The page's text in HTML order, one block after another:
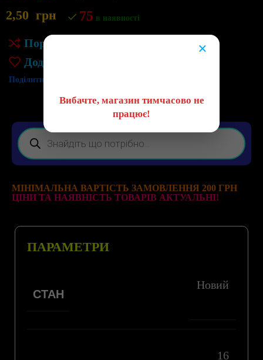
2,50 грн 75 в наявності
Порівняння
Додати до списку бажань
Поділитись:
МІНІМАЛЬНА ВАРТІСТЬ ЗАМОВЛЕННЯ 200 ГРН
ЦІНИ ТА НАЯВНІСТЬ ТОВАРІВ АКТУАЛЬНІ!
ПАРАМЕТРИ
СТАН
Новий
16
×
Вибачте, магазин тимчасово не
працює!